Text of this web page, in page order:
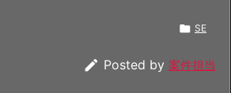
 SE
 Posted by 案件担当